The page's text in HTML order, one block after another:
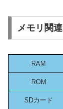
メモリ関連
RAM
ROM
SDカード